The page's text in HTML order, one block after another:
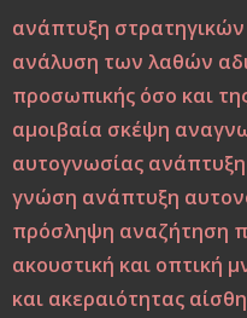
Εσύ φταις, φώναξε, εσύ!
Μεταξύ σφύρας και
ελπίδα των νέων
Από τη Βιοπαιδαγωγική
Το δέντρο, το πουλί και
πίστης στον εαυτό
ανάπτυξη στρατηγικών
ανάλυση των λαθών
προσωπικής όσο και
αμοιβαία σκέψη
αυτογνωσίας
γνώση ανάπτυξη
πρόσληψη αναζήτηση
ακουστική και οπτική
και ακεραιότητας